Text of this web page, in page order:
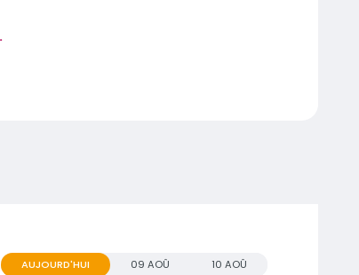
AUJOURD'HUI 09 AOÛ 10 AOÛ